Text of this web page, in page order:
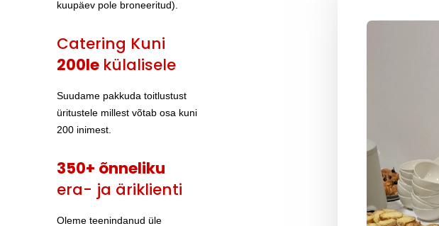
kuupäev pole broneeritud).
Catering Kuni
200le külalisele
Suudame pakkuda toitlustust
üritustele millest võtab osa kuni
200 inimest.
350+ õnneliku
era- ja äriklienti
Oleme teenindanud üle